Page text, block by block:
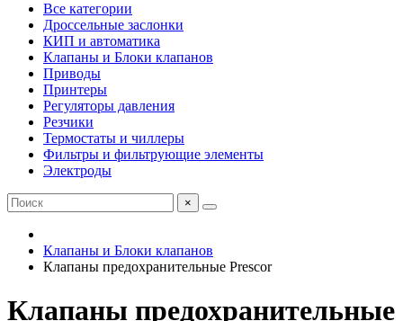
Все категории
Дроссельные заслонки
КИП и автоматика
Клапаны и Блоки клапанов
Приводы
Принтеры
Регуляторы давления
Резчики
Термостаты и чиллеры
Фильтры и фильтрующие элементы
Электроды
×
Клапаны и Блоки клапанов
Клапаны предохранительные Prescor
Клапаны предохранительные